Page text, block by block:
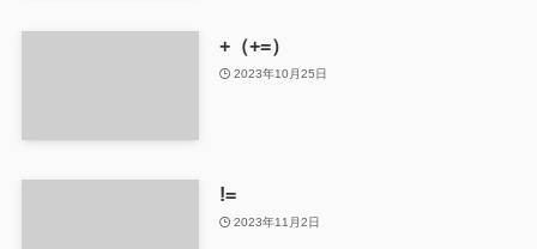
+（+=）
2023年10月25日
!=
2023年11月2日